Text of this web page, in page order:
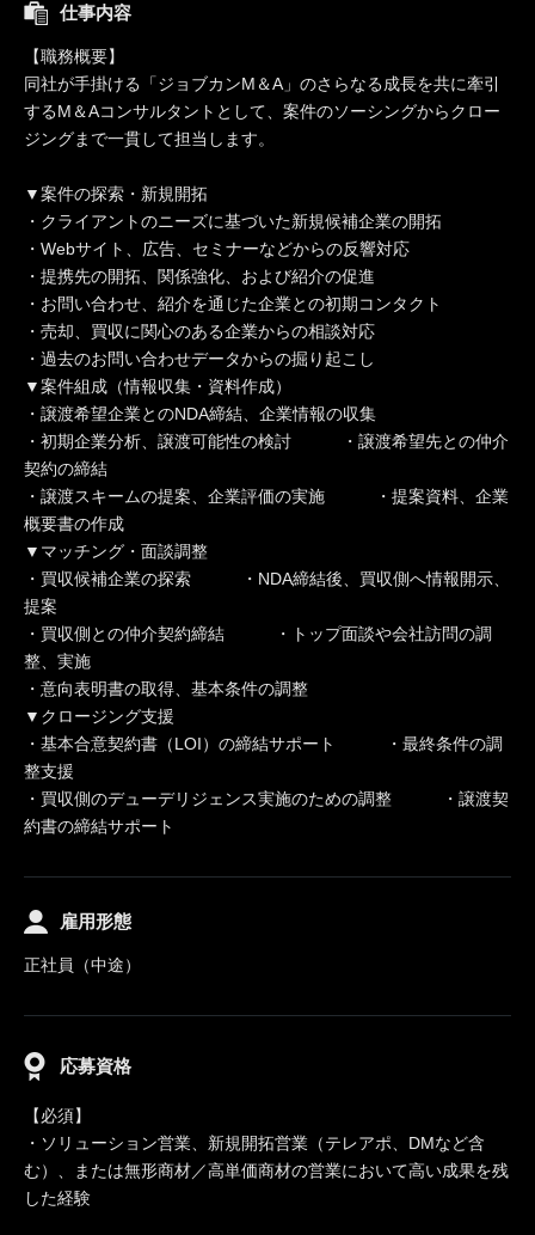
仕事内容
【職務概要】
同社が手掛ける「ジョブカンM＆A」のさらなる成長を共に牽引
するM＆Aコンサルタントとして、案件のソーシングからクロー
ジングまで一貫して担当します。
▼案件の探索・新規開拓
・クライアントのニーズに基づいた新規候補企業の開拓
・Webサイト、広告、セミナーなどからの反響対応
・提携先の開拓、関係強化、および紹介の促進
・お問い合わせ、紹介を通じた企業との初期コンタクト
・売却、買収に関心のある企業からの相談対応
・過去のお問い合わせデータからの掘り起こし
▼案件組成（情報収集・資料作成）
・譲渡希望企業とのNDA締結、企業情報の収集
・初期企業分析、譲渡可能性の検討 ・譲渡希望先との仲介
契約の締結
・譲渡スキームの提案、企業評価の実施 ・提案資料、企業
概要書の作成
▼マッチング・面談調整
・買収候補企業の探索 ・NDA締結後、買収側へ情報開示、
提案
・買収側との仲介契約締結 ・トップ面談や会社訪問の調
整、実施
・意向表明書の取得、基本条件の調整
▼クロージング支援
・基本合意契約書（LOI）の締結サポート ・最終条件の調
整支援
・買収側のデューデリジェンス実施のための調整 ・譲渡契
約書の締結サポート
雇用形態
正社員（中途）
応募資格
【必須】
・ソリューション営業、新規開拓営業（テレアポ、DMなど含
む）、または無形商材／高単価商材の営業において高い成果を残
した経験